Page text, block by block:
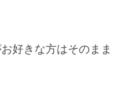
好きな方はそのまま